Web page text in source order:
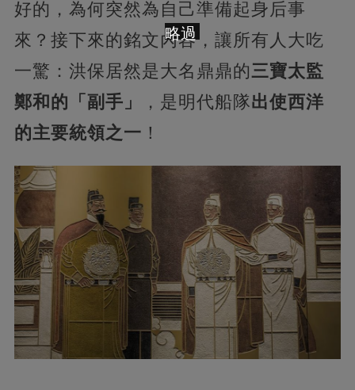
好的，為何突然為自己準備起身后事
來？接下來的銘文內容，讓所有人大吃
一驚：洪保居然是大名鼎鼎的三寶太監
鄭和的「副手」
，是明代船隊出使西洋
的主要統領之一 ！
略過